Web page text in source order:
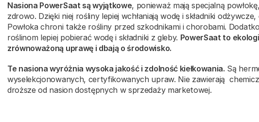
Nasiona PowerSaat są wyjątkowe, ponieważ mają specjalną
zdrowo. Dzięki niej rośliny lepiej wchłaniają wodę i składniki
Powłoka chroni także rośliny przed szkodnikami i chorobami.
roślinom lepiej pobierać wodę i składniki z gleby. PowerSaat to
zrównoważoną uprawę i dbają o środowisko.
Te nasiona wyróżnia wysoka jakość i zdolność kiełkowania. Są
wyselekcjonowanych, certyfikowanych upraw. Nie zawierają
droższe od nasion dostępnych w sprzedaży marketowej.